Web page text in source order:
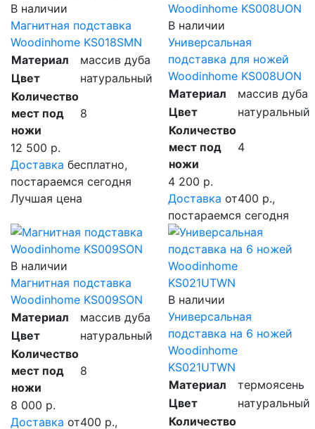
В наличии
Магнитная подставка
Woodinhome KS018SMN
Материал
массив дуба
Цвет
натуральный
Количество
мест под
ножи
8
12 500 р.
Доставка бесплатно,
постараемся сегодня
Лучшая цена
В наличии
Универсальная
подставка для ножей
Woodinhome KS008UON
Материал
массив дуба
Цвет
натуральный
Количество
мест под
ножи
4
4 200 р.
Доставка от400 р.,
постараемся сегодня
В наличии
Магнитная подставка
Woodinhome KS009SON
Материал
массив дуба
Цвет
натуральный
Количество
мест под
ножи
8
8 000 р.
Доставка от400 р.,
В наличии
Универсальная
подставка на 6 ножей
Woodinhome
KS021UTWN
Материал
термоясень
Цвет
натуральный
Количество